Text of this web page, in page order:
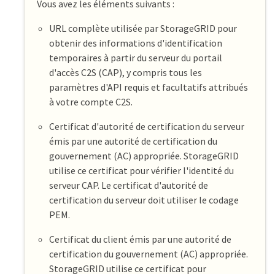
Vous avez les éléments suivants :
URL complète utilisée par StorageGRID pour
obtenir des informations d'identification
temporaires à partir du serveur du portail
d'accès C2S (CAP), y compris tous les
paramètres d'API requis et facultatifs attribués
à votre compte C2S.
Certificat d'autorité de certification du serveur
émis par une autorité de certification du
gouvernement (AC) appropriée. StorageGRID
utilise ce certificat pour vérifier l'identité du
serveur CAP. Le certificat d'autorité de
certification du serveur doit utiliser le codage
PEM.
Certificat du client émis par une autorité de
certification du gouvernement (AC) appropriée.
StorageGRID utilise ce certificat pour